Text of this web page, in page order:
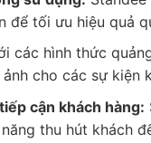
để tối ưu hiệu quả
các hình thức
cho các sự kiện
cận khách hàng:
thu hút khách